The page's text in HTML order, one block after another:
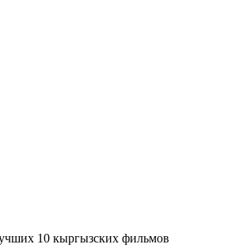
10 кыргызских фильмов